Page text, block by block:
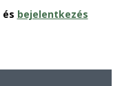
és bejelentkezés